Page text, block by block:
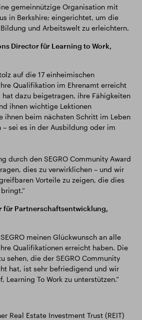
gemeinnützige Organisation mit
in Berkshire; eingerichtet, um die
und Arbeitswelt zu erleichtern.
Director für Learning to Work,
auf die 17 einheimischen
Qualifikation im Ehrenamt erreicht
hat dazu beigetragen, ihre Fähigkeiten
ihnen wichtige Lektionen
ihnen beim nächsten Schritt im Leben
– sei es in der Ausbildung oder im
durch den SEGRO Community Award
dies zu verwirklichen – und wir
Vorteile zu zeigen, die dies
für Partnerschaftsentwicklung,
meinen Glückwunsch an alle
Qualifikationen erreicht haben. Die
sehen, die der SEGRO Community
hat, ist sehr befriedigend und wir
Learning To Work zu unterstützen.“
Real Estate Investment Trust (REIT)